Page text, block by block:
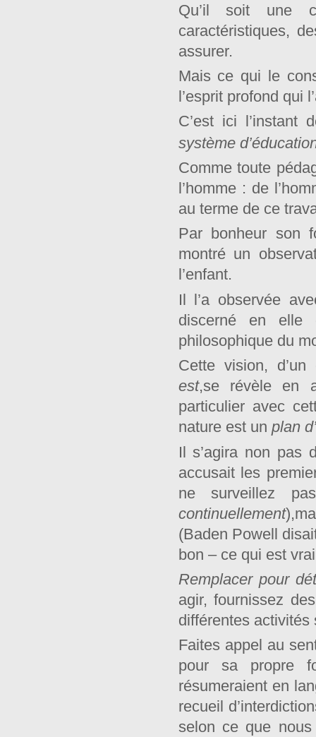
Qu’il soit une
caractéristiques,
assurer.
Mais ce qui le
l’esprit profond qui
C’est ici
système
Comme toute
l’homme : de
au terme de ce
Par bonheur son
montré un
l’enfant.
Il l’a observée
discerné en
philosophique du
Cette vision,
est,se révèle en
particulier avec
nature est un plan
Il s’agira non pas
accusait les
ne surveillez
continuellement
(Baden Powell
bon – ce qui est
Remplacer pour
agir, fournissez
différentes activités
Faites appel au
pour sa propre
résumeraient en
recueil
selon ce que